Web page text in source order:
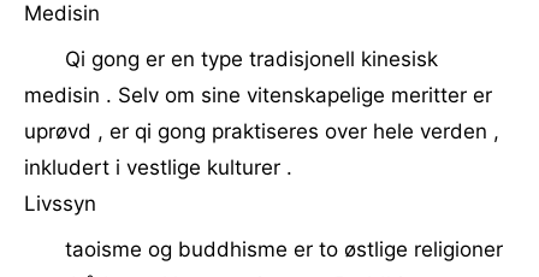
Medisin
Qi gong er en type tradisjonell kinesisk
medisin . Selv om sine vitenskapelige meritter er
uprøvd , er qi gong praktiseres over hele verden ,
inkludert i vestlige kulturer .
Livssyn
taoisme og buddhisme er to østlige religioner